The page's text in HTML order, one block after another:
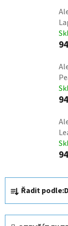
Ř
a
z
Řadit podle: